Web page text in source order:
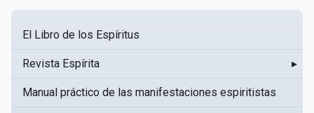
El Libro de los Espíritus
Revista Espírita ▸
Manual práctico de las manifestaciones espiritistas